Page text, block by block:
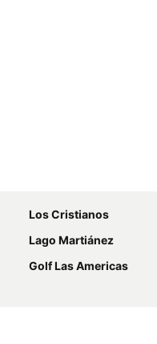
Los Cristianos
Lago Martiánez
Golf Las Americas